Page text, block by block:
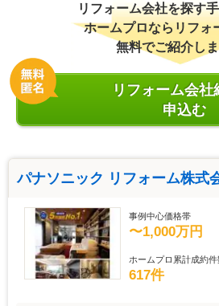
リフォーム会社を探す
ホームプロならリフォ
無料でご紹介しま
リフォーム会社
申込む
パナソニック リフォーム株式
事例中心価格帯
〜1,000万円
ホームプロ累計成約件
617件